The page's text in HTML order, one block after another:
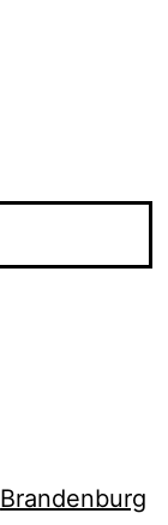
Brandenburg